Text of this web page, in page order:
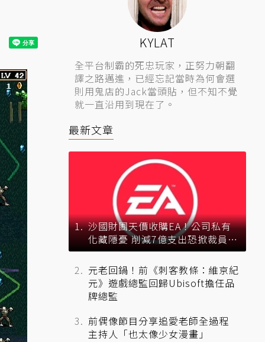
KYLAT
全平台制霸的死忠玩家，正努力朝翻
譯之路邁進，已經忘記當時為何會選
則用鬼店的Jack當頭貼，但不知不覺
就一直沿用到現在了。
最新文章
沙國財團天價收購EA！公司私有
化藏隱憂 削減7億支出恐掀裁員風
暴？
元老回鍋！前《刺客教條：維京紀
元》遊戲總監回歸Ubisoft擔任品
牌總監
前偶像節目分享追愛老師全過程
主持人「也太像少女漫畫」